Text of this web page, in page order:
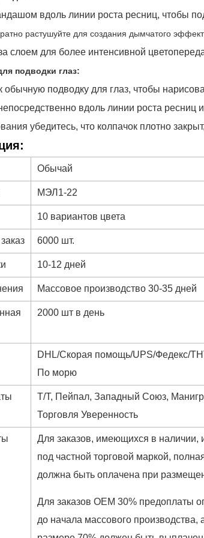
вдоль линии роста ресниц, чтобы
растушуйте для создания дымчатого
слоем для более интенсивной
подводки глаз:
обычную подводку для глаз, чтобы
вдоль линии роста
убедитесь, что колпачок плотно
Обычай
МЭЛ1-22
10 вариантов цвета
6000 шт.
10-12 дней
Массовое производство 30-35 дней
2000 шт в день
DHL/Скорая помощь/UPS/Федекс/
По морю
T/T, Пейпал, Западный Союз,
Торговля Уверенность
Для заказов, имеющихся в наличии,
под частной торговой маркой,
должна быть оплачена при
Для заказов OEM 30% предоплаты
до начала массового производства,